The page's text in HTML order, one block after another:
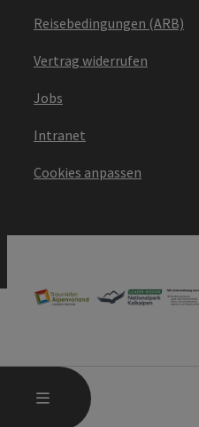
MENÜ
Reisebedingungen (ARB)
Vertrag widerrufen
Jobs
Intranet
Cookies anpassen